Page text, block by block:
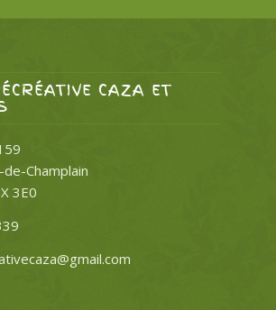
CAZA ET
Champlain
3E0